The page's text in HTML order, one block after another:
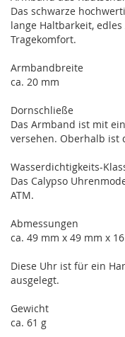
Das schwarze
lange Haltbarkeit,
Tragekomfort.
Armbandbreite
ca. 20 mm
Dornschließe
Das Armband ist mit
versehen. Oberhalb ist
Wasserdichtigkeits-
Das Calypso
ATM.
Abmessungen
ca. 49 mm x 49 mm x
Diese Uhr ist für ein
ausgelegt.
Gewicht
ca. 61 g